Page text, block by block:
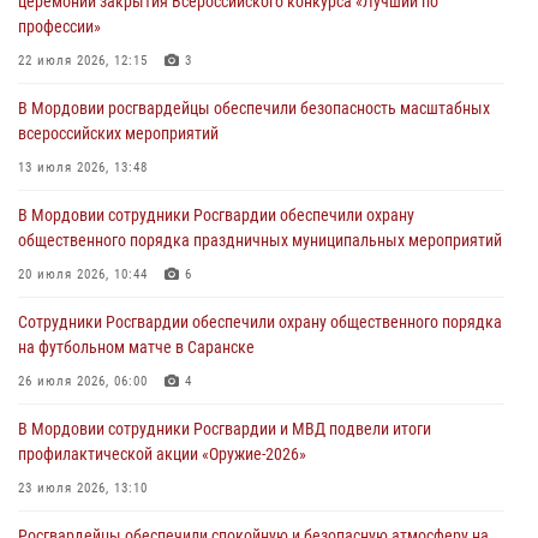
незамедлительно
05 августа 2026, 15:04
подозреваемого в причинении телесных повреждений супруге
05 августа 2026, 12:34
проведения масштабного праздника в Темникове
05 августа 2026, 09:04 4
разрешительной работы передал очередную партию вооружения в
зону СВО
04 августа 2026, 11:13
профессии»
22 июля 2026, 12:15 3
В Мордовии росгвардейцы обеспечили безопасность масштабных
всероссийских мероприятий
13 июля 2026, 13:48
В Мордовии сотрудники Росгвардии обеспечили охрану
общественного порядка праздничных муниципальных мероприятий
20 июля 2026, 10:44 6
Сотрудники Росгвардии обеспечили охрану общественного порядка
на футбольном матче в Саранске
26 июля 2026, 06:00 4
В Мордовии сотрудники Росгвардии и МВД подвели итоги
профилактической акции «Оружие‑2026»
23 июля 2026, 13:10